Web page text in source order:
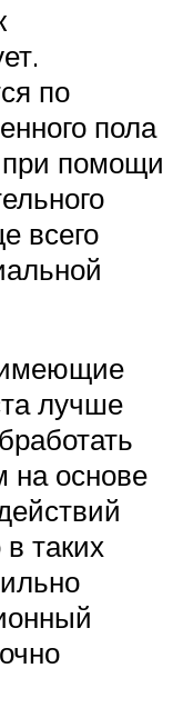
по
пола
при помощи
всего
лучше
на основе
таких